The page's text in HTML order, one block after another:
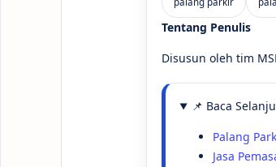
Tentang Penulis
Disusun oleh tim
📌 Baca
Palang
Jasa